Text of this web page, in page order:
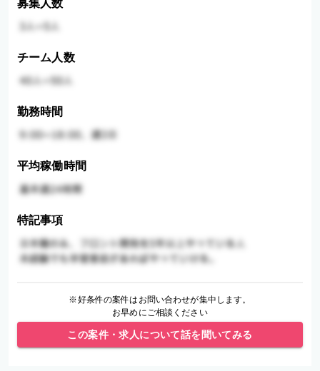
募集人数
チーム人数
勤務時間
平均稼働時間
特記事項
※好条件の案件はお問い合わせが集中します。
お早めにご相談ください
この案件・求人について話を聞いてみる